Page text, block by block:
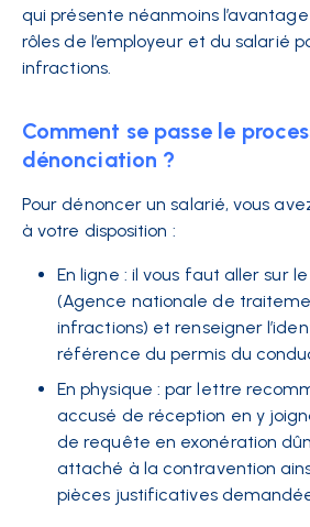
qui présente néanmoins
rôles de l’employeur et du salarié
infractions.
Comment se passe le
dénonciation ?
Pour dénoncer un salarié, vous
à votre disposition :
En ligne : il vous faut aller sur le
(Agence nationale de
infractions) et renseigner
référence du permis du
En physique : par lettre
accusé de réception en y
de requête en exonération
attaché à la contravention
pièces justificatives